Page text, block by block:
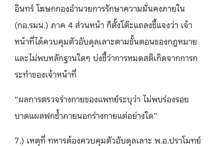
อินทร์ โฆษกกองอำนวยการรักษาความมั่นคงภายใน
(กอ.รมน.) ภาค 4 ส่วนหน้า ก็ตั้งโต๊ะแถลงชี้แจงว่า เจ้า
หน้าที่ได้ควบคุมตัวอับดุลเลาะตามขั้นตอนของกฎหมาย
และไม่พบหลักฐานใดๆ บ่งชี้ว่าการหมดสติเกิดจากการก
ระทำของเจ้าหน้าที่
“ผลการตรวจร่างกายของแพทย์ระบุว่า ไม่พบร่องรอย
บาดแผลฟกช้ำภายนอกร่างกายแต่อย่างใด”
7.) เหตุที่ ทหารต้องควบคุมตัวอับดุลเลาะ พ.อ.ปราโมทย์